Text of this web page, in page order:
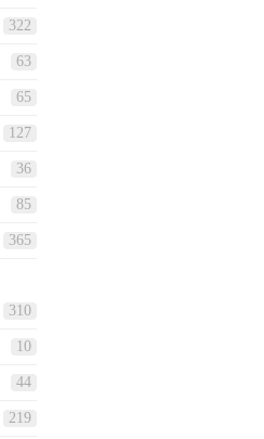
322
63
65
127
36
85
365
310
10
44
219